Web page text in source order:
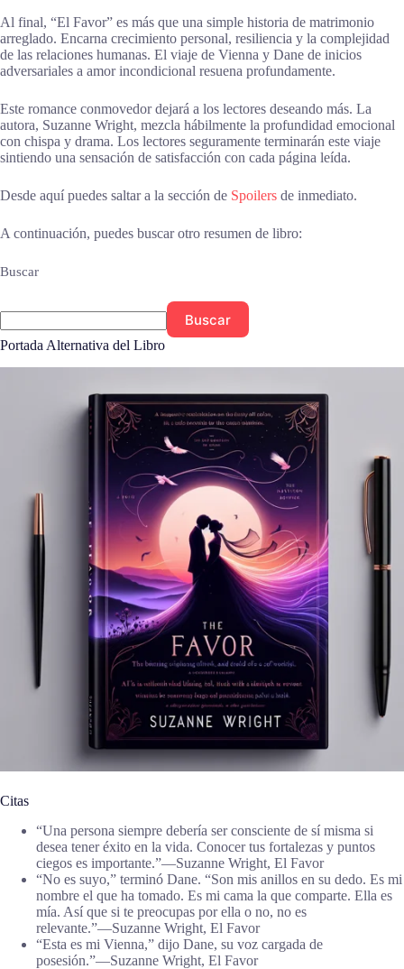
Al final, “El Favor” es más que una simple historia de matrimonio
arreglado. Encarna crecimiento personal, resiliencia y la complejidad
de las relaciones humanas. El viaje de Vienna y Dane de inicios
adversariales a amor incondicional resuena profundamente.
Este romance conmovedor dejará a los lectores deseando más. La
autora, Suzanne Wright, mezcla hábilmente la profundidad emocional
con chispa y drama. Los lectores seguramente terminarán este viaje
sintiendo una sensación de satisfacción con cada página leída.
Desde aquí puedes saltar a la sección de Spoilers de inmediato.
A continuación, puedes buscar otro resumen de libro:
Buscar
Buscar
Portada Alternativa del Libro
Citas
“Una persona siempre debería ser consciente de sí misma si
desea tener éxito en la vida. Conocer tus fortalezas y puntos
ciegos es importante.”―Suzanne Wright, El Favor
“No es suyo,” terminó Dane. “Son mis anillos en su dedo. Es mi
nombre el que ha tomado. Es mi cama la que comparte. Ella es
mía. Así que si te preocupas por ella o no, no es
relevante.”―Suzanne Wright, El Favor
“Esta es mi Vienna,” dijo Dane, su voz cargada de
posesión.”―Suzanne Wright, El Favor